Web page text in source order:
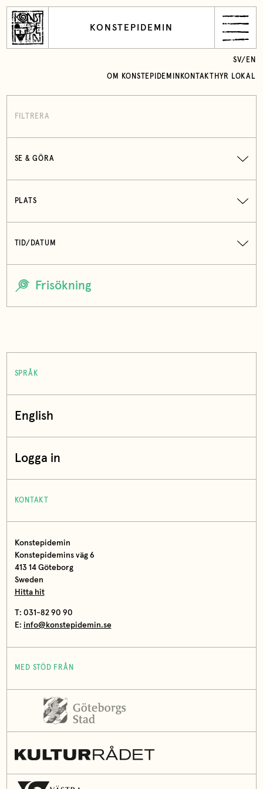
KONSTEPIDEMIN
OM KONSTEPIDEMIN KONTAKT HYR LOKAL
SV/ EN
FILTRERA
SE & GÖRA
PLATS
TID/DATUM
SPRÅK
English
Logga in
KONTAKT
Konstepidemin
Konstepidemins väg 6
413 14 Göteborg
Sweden
Hitta hit
T: 031-82 90 90
E: info@konstepidemin.se
MED STÖD FRÅN